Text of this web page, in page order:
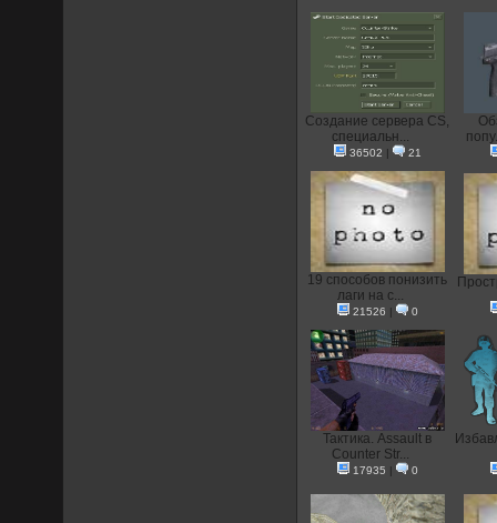
Создание сервера CS,
специальн...
36502 | 21
19 способов понизить
лаги на с...
21526 | 0
Тактика. Assault в
Counter Str...
17935 | 0